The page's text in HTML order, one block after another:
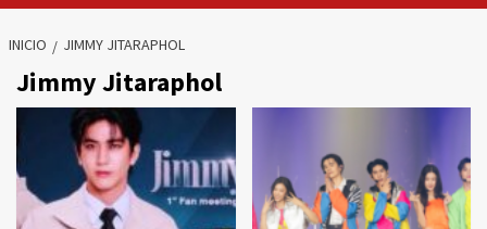
INICIO JIMMY JITARAPHOL
Jimmy Jitaraphol